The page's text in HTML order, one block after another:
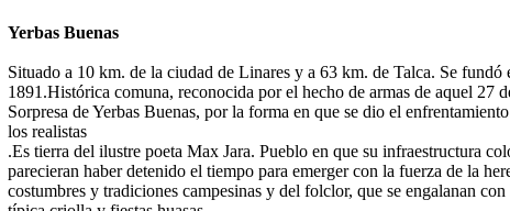
Yerbas Buenas
Situado a 10 km. de la ciudad de Linares y a 63 km. de Talca. Se fundó
1891.Histórica comuna, reconocida por el hecho de armas de aquel 27
Sorpresa de Yerbas Buenas, por la forma en que se dio el
los realistas
.Es tierra del ilustre poeta Max Jara. Pueblo en que su infraestructura
parecieran haber detenido el tiempo para emerger con la fuerza de la
costumbres y tradiciones campesinas y del folclor, que se engalanan